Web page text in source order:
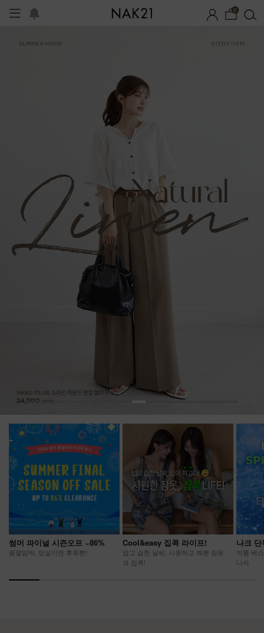
0
제작 여름 잠옷 장마템 기획전
썸머 파이널 시즌오프 ~86%
품절임박, 망설이면 후회뿐!
Cool&easy 집콕 라이프!
덥고 습한 날씨, 시원하고 예쁜 잠옷
과 집콕!
나크
여름 베
나자